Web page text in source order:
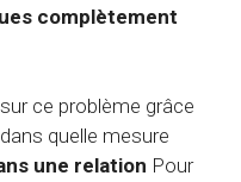
complètement
ce problème grâce
quelle mesure
une relation Pour